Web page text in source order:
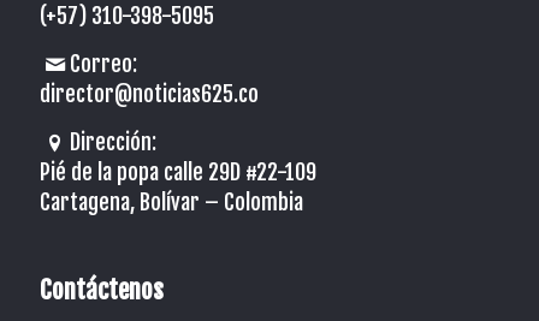
(+57) 310-398-5095
Correo:
director@noticias625.co
Dirección:
Pié de la popa calle 29D #22-109
Cartagena, Bolívar – Colombia
Contáctenos